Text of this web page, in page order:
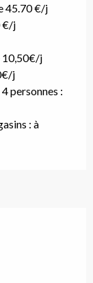
45.70 €/j
€/j
10,50€/j
j
personnes :
: à